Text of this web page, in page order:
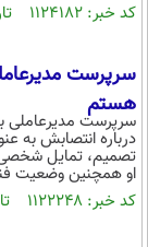
کد خبر: ۱۱۲۴۱۸۲ تاریخ انتشار : ۱۴۰۴/۰۹/۲۵
سرپرست
هستم
سرپرست مدیرعاملی
درباره انتصابش به
تصمیم، تمایل
او همچنین وضعیت
کد خبر: ۱۱۲۲۲۴۸ تاریخ انتشار : ۱۴۰۴/۰۹/۱۹